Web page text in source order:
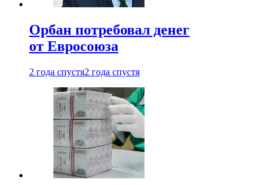
Орбан потребовал денег
от Евросоюза
2 года спустя2 года спустя